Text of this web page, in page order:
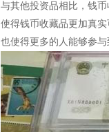
与其他投资品相比，钱
使得钱币收藏品更加真
也使得更多的人能够参